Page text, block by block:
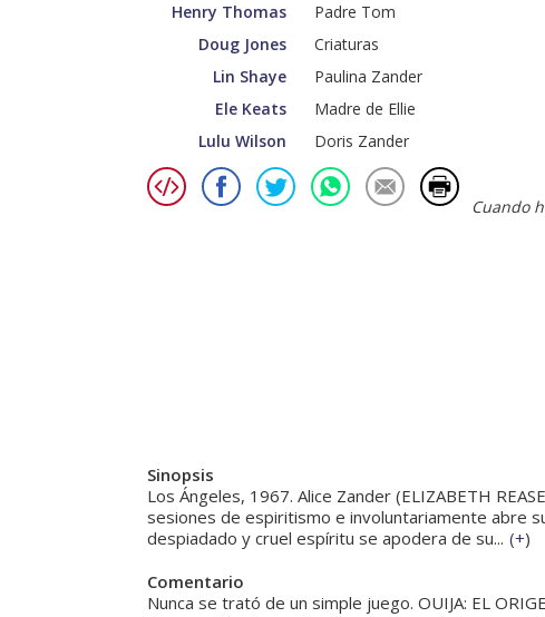
Henry Thomas
Padre Tom
Doug Jones
Criaturas
Lin Shaye
Paulina Zander
Ele Keats
Madre de Ellie
Lulu Wilson
Doris Zander
Cuando
Sinopsis
Los Ángeles, 1967. Alice Zander (ELIZABETH
sesiones de espiritismo e involuntariamente abre
despiadado y cruel espíritu se apodera de su... (+)
Comentario
Nunca se trató de un simple juego. OUIJA: EL